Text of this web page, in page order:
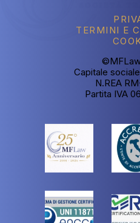
TERMINI E
Capitale sociale
N.REA
Partita IVA